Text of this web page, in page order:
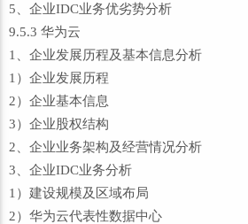
5、企业IDC业务优劣势分析
9.5.3 华为云
1、企业发展历程及基本信息分析
1）企业发展历程
2）企业基本信息
3）企业股权结构
2、企业业务架构及经营情况分析
3、企业IDC业务分析
1）建设规模及区域布局
2）华为云代表性数据中心